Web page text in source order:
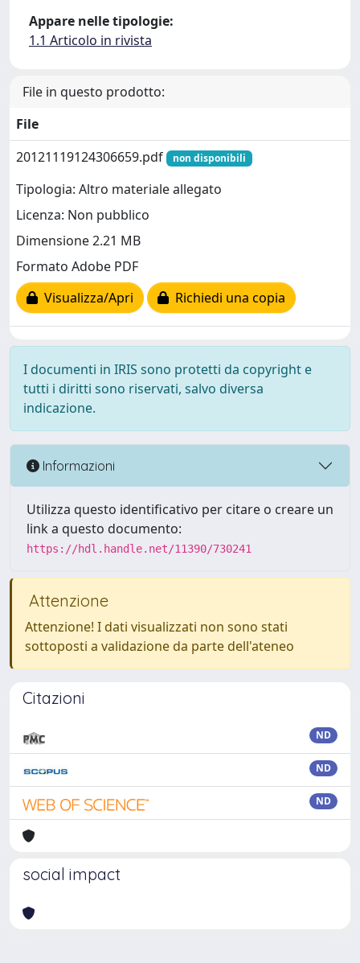
Appare nelle tipologie:
1.1 Articolo in rivista
File in questo prodotto:
File
20121119124306659.pdf
non disponibili
Tipologia: Altro materiale allegato
Licenza: Non pubblico
Dimensione 2.21 MB
Formato Adobe PDF
Visualizza/Apri
Richiedi una copia
I documenti in IRIS sono protetti da copyright e
tutti i diritti sono riservati, salvo diversa
indicazione.
Informazioni
Utilizza questo identificativo per citare o creare un
link a questo documento:
https://hdl.handle.net/11390/730241
Attenzione
Attenzione! I dati visualizzati non sono stati
sottoposti a validazione da parte dell'ateneo
Citazioni
ND
ND
ND
social impact